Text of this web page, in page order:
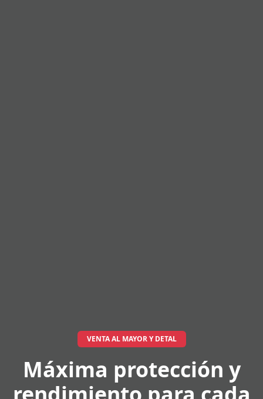
VENTA AL MAYOR Y DETAL
Máxima protección y